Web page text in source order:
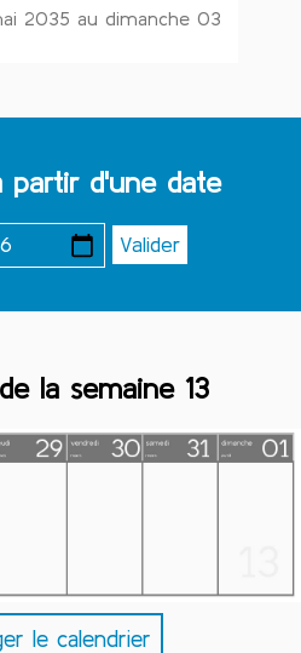
2035 au dimanche 03
partir d'une date
la semaine 13
le calendrier